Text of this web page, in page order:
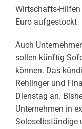
Wirtschafts-
Euro aufgestockt
Auch
sollen künftig
können. Das
Rehlinger und
Dienstag an.
Unternehmen in
Soloselbständige